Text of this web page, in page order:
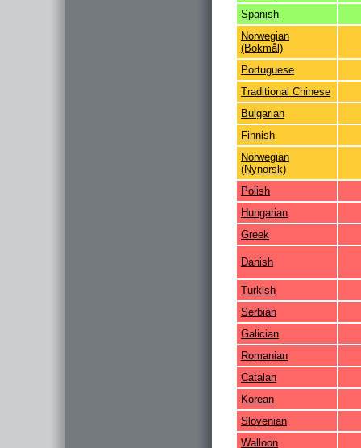
Spanish
Norwegian
(Bokmål)
Portuguese
Traditional Chinese
Bulgarian
Finnish
Norwegian
(Nynorsk)
Polish
Hungarian
Greek
Danish
Turkish
Serbian
Galician
Romanian
Catalan
Korean
Slovenian
Walloon